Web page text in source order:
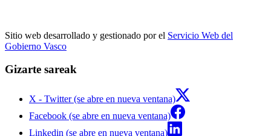
Sitio web desarrollado y gestionado por el Servicio Web del
Gobierno Vasco
Gizarte sareak
X - Twitter (se abre en nueva ventana)
Facebook (se abre en nueva ventana)
Linkedin (se abre en nueva ventana)